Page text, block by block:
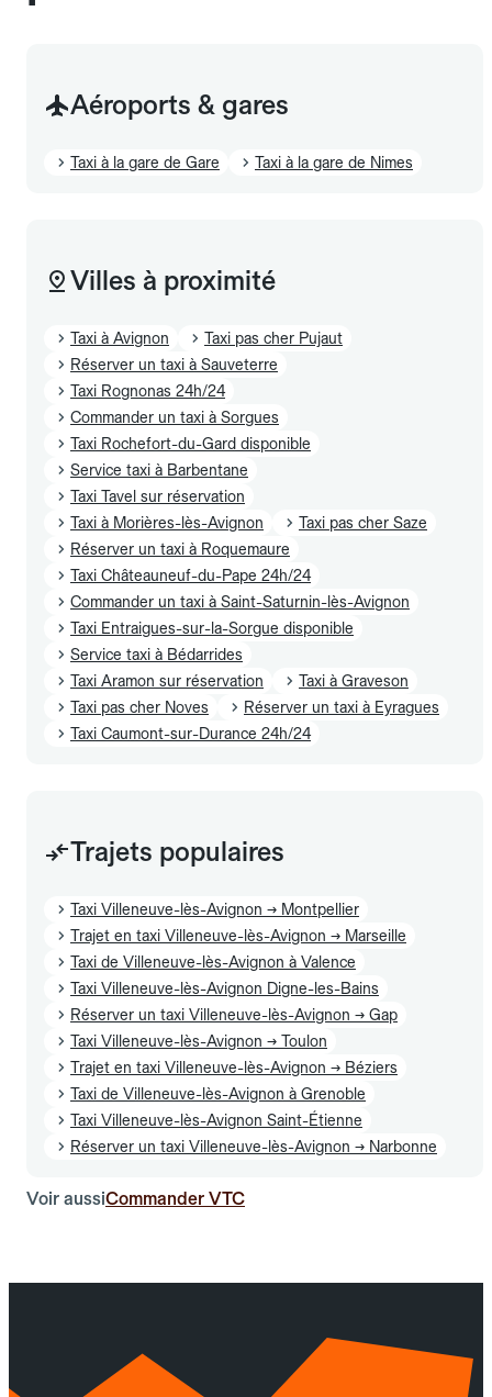
Aéroports & gares
Taxi à la gare de Gare Taxi à la gare de Nimes
Villes à proximité
Taxi à Avignon
Taxi pas cher Pujaut
Réserver un taxi à Sauveterre
Taxi Rognonas 24h/24
Commander un taxi à Sorgues
Taxi Rochefort-du-Gard disponible
Service taxi à Barbentane
Taxi Tavel sur réservation
Taxi à Morières-lès-Avignon
Taxi pas cher Saze
Réserver un taxi à Roquemaure
Taxi Châteauneuf-du-Pape 24h/24
Commander un taxi à Saint-Saturnin-lès-Avignon
Taxi Entraigues-sur-la-Sorgue disponible
Service taxi à Bédarrides
Taxi Aramon sur réservation
Taxi à Graveson
Taxi pas cher Noves
Réserver un taxi à Eyragues
Taxi Caumont-sur-Durance 24h/24
Trajets populaires
Taxi Villeneuve-lès-Avignon → Montpellier
Trajet en taxi Villeneuve-lès-Avignon → Marseille
Taxi de Villeneuve-lès-Avignon à Valence
Taxi Villeneuve-lès-Avignon Digne-les-Bains
Réserver un taxi Villeneuve-lès-Avignon → Gap
Taxi Villeneuve-lès-Avignon → Toulon
Trajet en taxi Villeneuve-lès-Avignon → Béziers
Taxi de Villeneuve-lès-Avignon à Grenoble
Taxi Villeneuve-lès-Avignon Saint-Étienne
Réserver un taxi Villeneuve-lès-Avignon → Narbonne
Voir aussiCommander VTC